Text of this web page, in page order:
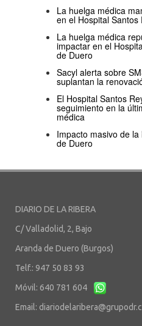
La huelga médica
en el Hospital Santos
La huelga médica
impactar en el
de Duero
Sacyl alerta sobre
suplantan la
El Hospital Santos
seguimiento en la
médica
Impacto masivo de
de Duero
DIARIO DE LA RIBERA
C/ Valladolid, 2, Bajo
Aranda de Duero (Burgos)
Telf.: 947 50 83 93
Móvil: 640 781 604
Email: